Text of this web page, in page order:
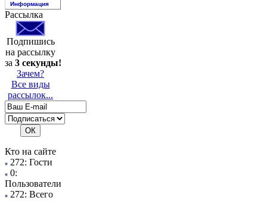
Информация
Рассылка
Подпишись
на рассылку
за 3 секунды!
Зачем?
Все виды
рассылок...
Кто на сайте
272: Гости
0:
Пользователи
272: Всего